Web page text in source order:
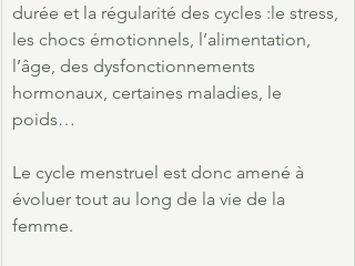
durée et la régularité des cycles :le stress,
les chocs émotionnels, l’alimentation,
l’âge, des dysfonctionnements
hormonaux, certaines maladies, le
poids…
Le cycle menstruel est donc amené à
évoluer tout au long de la vie de la
femme.